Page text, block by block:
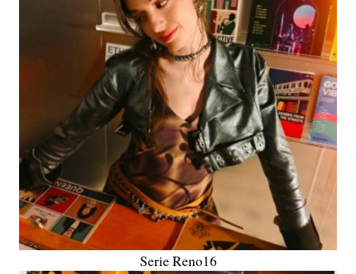
Serie Reno16